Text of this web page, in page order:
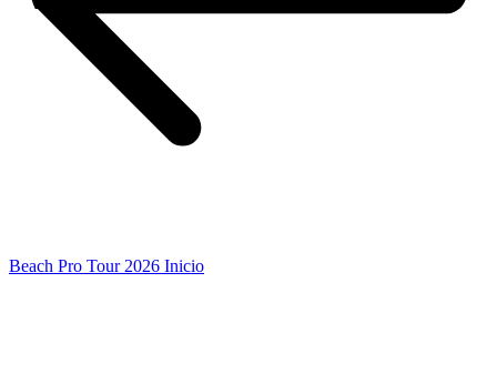
Beach Pro Tour 2026 Inicio